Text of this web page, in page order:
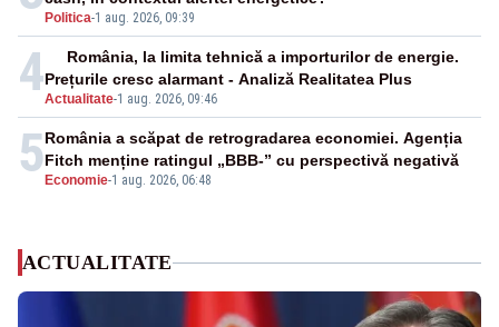
Politica-1 aug. 2026, 09:39
4Actualitate-1 aug. 2026, 09:46
România, la limita tehnică a importurilor de energie.
Prețurile cresc alarmant - Analiză Realitatea Plus
5 Economie-1 aug. 2026, 06:48
România a scăpat de retrogradarea economiei. Agenția
Fitch menține ratingul „BBB-” cu perspectivă negativă
ACTUALITATE